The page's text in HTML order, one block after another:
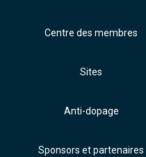
Centre des membres
Sites
Anti-dopage
Sponsors et partenaires